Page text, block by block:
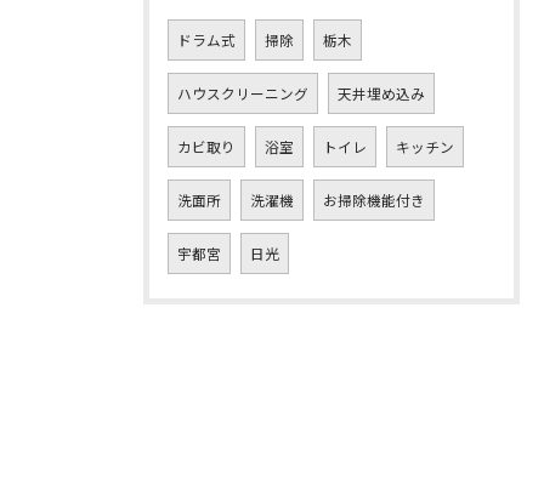
ドラム式 掃除 栃木
ハウスクリーニング 天井埋め込み
カビ取り 浴室 トイレ キッチン
洗面所 洗濯機 お掃除機能付き
宇都宮 日光